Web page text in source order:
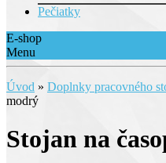
Pečiatky
E-shop
Menu
Úvod » Doplnky pracovného
modrý
Stojan na